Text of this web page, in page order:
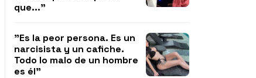
que..."
"Es la peor persona. Es un
narcisista y un cafiche.
Todo lo malo de un hombre
es él"